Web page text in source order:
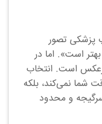
پزشکی تصور
است». اما در
است. انتخاب
شما نمی‌کند، بلکه
و محدود